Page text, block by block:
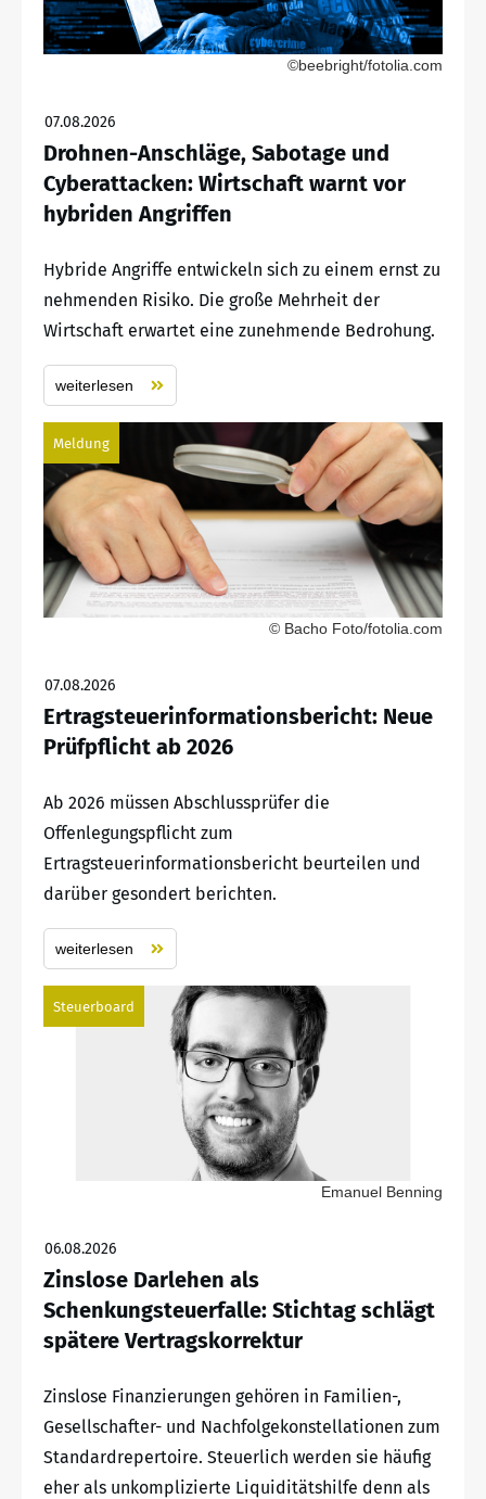
©beebright/fotolia.com
07.08.2026
Drohnen-Anschläge, Sabotage und
Cyberattacken: Wirtschaft warnt vor
hybriden Angriffen
Hybride Angriffe entwickeln sich zu einem ernst zu
nehmenden Risiko. Die große Mehrheit der
Wirtschaft erwartet eine zunehmende Bedrohung.
weiterlesen
Meldung
© Bacho Foto/fotolia.com
07.08.2026
Ertragsteuerinformationsbericht: Neue
Prüfpflicht ab 2026
Ab 2026 müssen Abschlussprüfer die
Offenlegungspflicht zum
Ertragsteuerinformationsbericht beurteilen und
darüber gesondert berichten.
weiterlesen
Steuerboard
Emanuel Benning
06.08.2026
Zinslose Darlehen als
Schenkungsteuerfalle: Stichtag schlägt
spätere Vertragskorrektur
Zinslose Finanzierungen gehören in Familien-,
Gesellschafter- und Nachfolgekonstellationen zum
Standardrepertoire. Steuerlich werden sie häufig
eher als unkomplizierte Liquiditätshilfe denn als